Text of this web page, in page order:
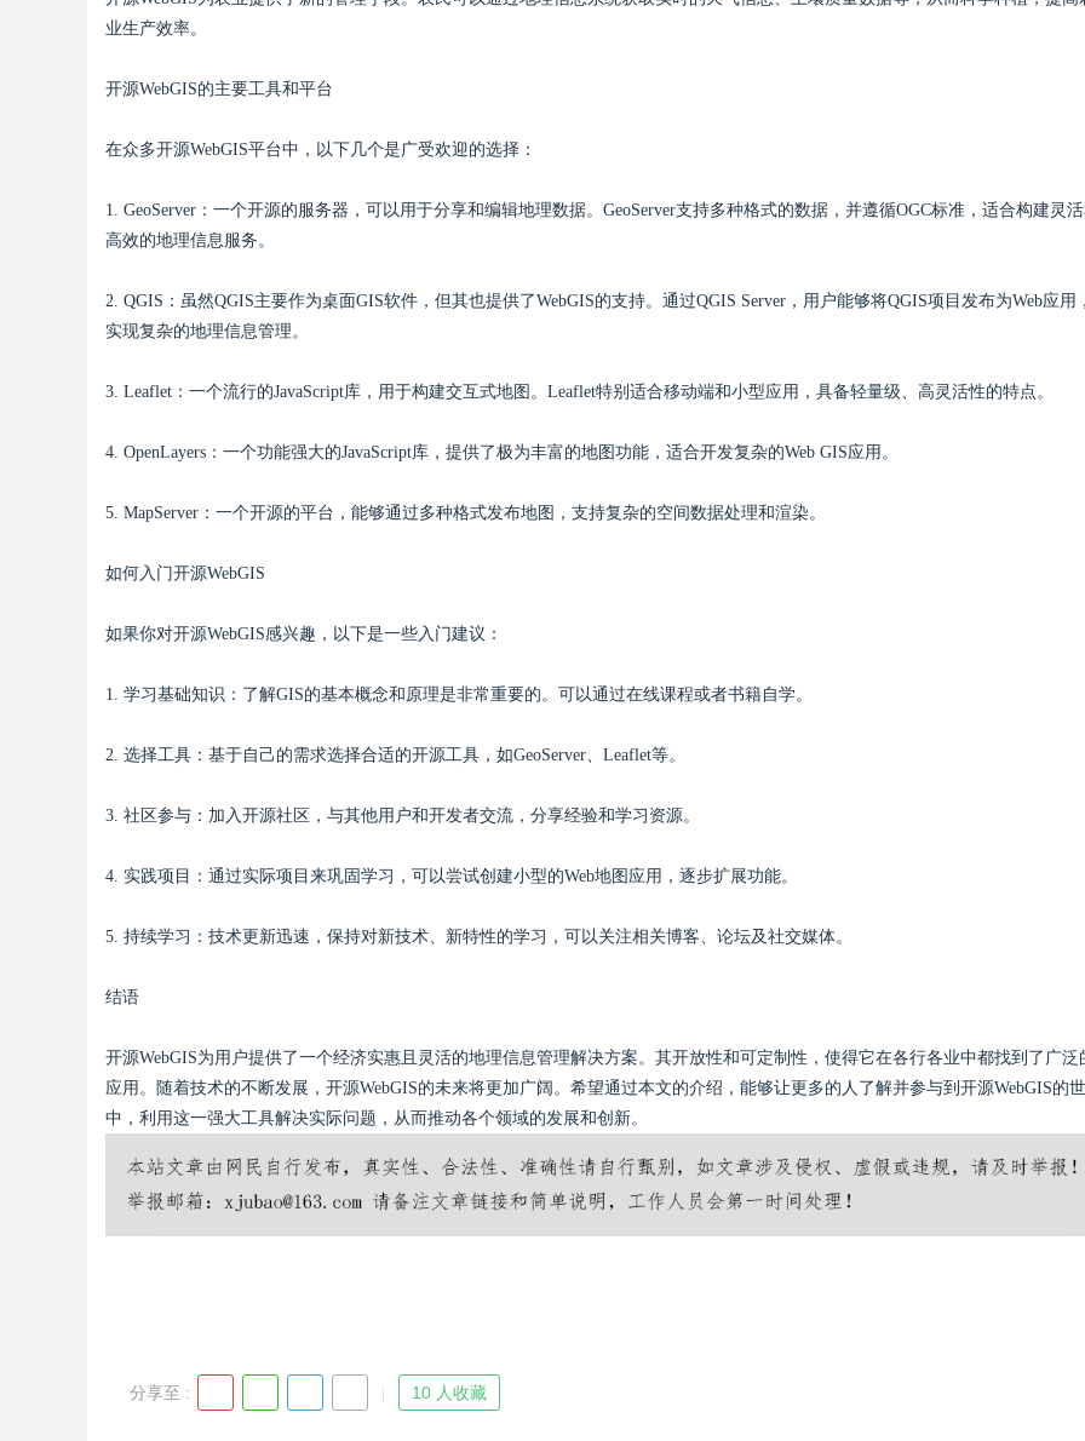
业生产效率。
开源WebGIS的主要工具和平台
在众多开源WebGIS平台中，以下几个是广受欢迎的选择：
1. GeoServer：一个开源的服务器，可以用于分享和编辑地理数据。GeoServer支持多种格式的数据，并遵循OGC标准，适合构建灵
高效的地理信息服务。
2. QGIS：虽然QGIS主要作为桌面GIS软件，但其也提供了WebGIS的支持。通过QGIS Server，用户能够将QGIS项目发布为Web应用
实现复杂的地理信息管理。
3. Leaflet：一个流行的JavaScript库，用于构建交互式地图。Leaflet特别适合移动端和小型应用，具备轻量级、高灵活性的特点。
4. OpenLayers：一个功能强大的JavaScript库，提供了极为丰富的地图功能，适合开发复杂的Web GIS应用。
5. MapServer：一个开源的平台，能够通过多种格式发布地图，支持复杂的空间数据处理和渲染。
如何入门开源WebGIS
如果你对开源WebGIS感兴趣，以下是一些入门建议：
1. 学习基础知识：了解GIS的基本概念和原理是非常重要的。可以通过在线课程或者书籍自学。
2. 选择工具：基于自己的需求选择合适的开源工具，如GeoServer、Leaflet等。
3. 社区参与：加入开源社区，与其他用户和开发者交流，分享经验和学习资源。
4. 实践项目：通过实际项目来巩固学习，可以尝试创建小型的Web地图应用，逐步扩展功能。
5. 持续学习：技术更新迅速，保持对新技术、新特性的学习，可以关注相关博客、论坛及社交媒体。
结语
开源WebGIS为用户提供了一个经济实惠且灵活的地理信息管理解决方案。其开放性和可定制性，使得它在各行各业中都找到了广泛
应用。随着技术的不断发展，开源WebGIS的未来将更加广阔。希望通过本文的介绍，能够让更多的人了解并参与到开源WebGIS的
中，利用这一强大工具解决实际问题，从而推动各个领域的发展和创新。
分享至 : 10 人收藏